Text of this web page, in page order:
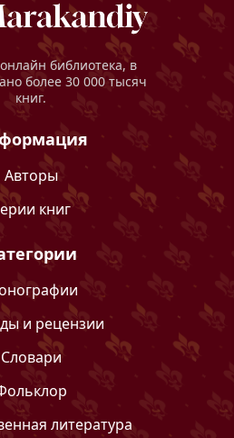
онлайн библиотека, в
более 30 000 тысяч
книг.
Авторы
книг
и рецензии
Словари
литература